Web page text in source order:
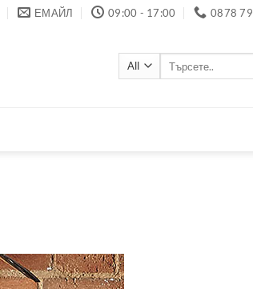
ЕМАЙЛ 09:00 - 17:00 0878